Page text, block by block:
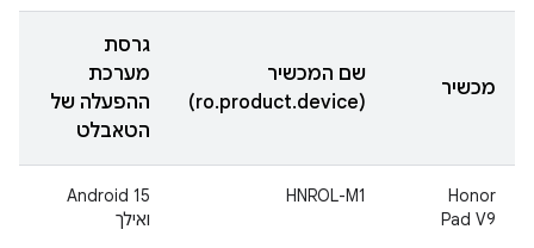
מכשיר
שם המכשיר
(ro.product.device)
גרסת
מערכת
ההפעלה של
הטאבלט
Honor
Pad V9
HNROL-M1
Android 15
ואילך